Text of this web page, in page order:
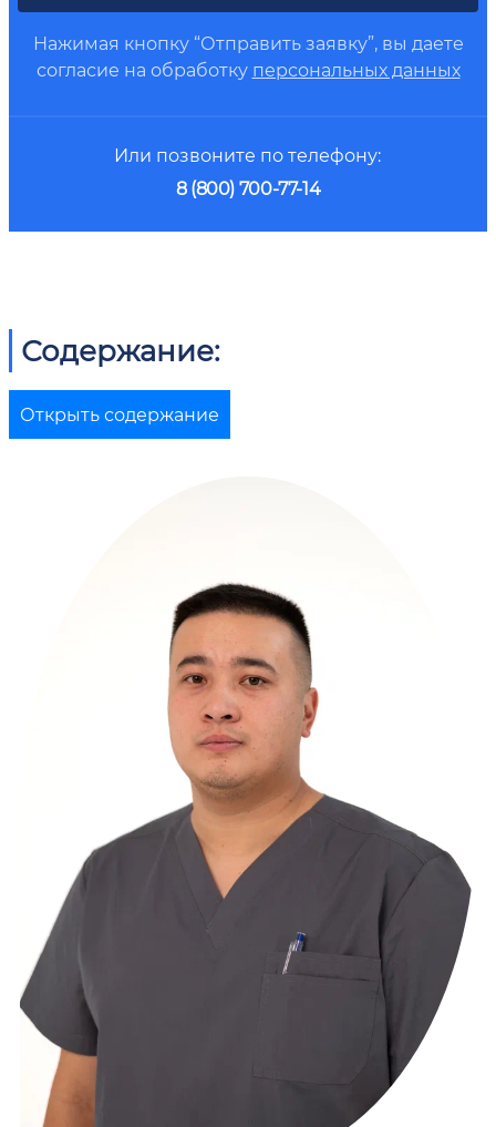
Нажимая кнопку “Отправить заявку”, вы даете
согласие на обработку персональных данных
Или позвоните по телефону:
8 (800) 700-77-14
Содержание:
Открыть содержание